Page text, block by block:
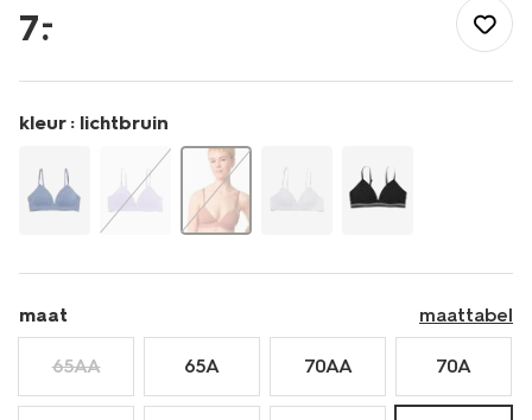
bh/voorgevormde-
bh-
beugel-
katoen-
21960712.html
7.
–
kleur : lichtbruin
maat maattabel
65AA 65A 70AA 70A